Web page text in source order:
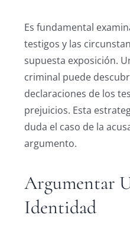
Es fundamental
testigos y las
supuesta exposición.
criminal puede
declaraciones de los
prejuicios. Esta
duda el caso de la
argumento.
Argumentar
Identidad